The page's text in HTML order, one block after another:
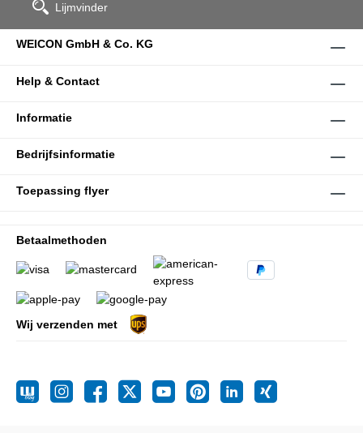
Lijmvinder
WEICON GmbH & Co. KG
Help & Contact
Informatie
Bedrijfsinformatie
Toepassing flyer
Betaalmethoden
Wij verzenden met